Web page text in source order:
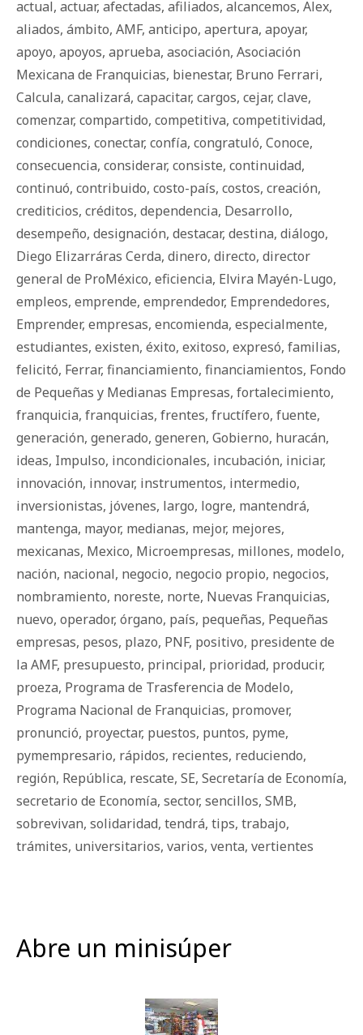
actual, actuar, afectadas, afiliados, alcancemos, Alex,
aliados, ámbito, AMF, anticipo, apertura, apoyar,
apoyo, apoyos, aprueba, asociación, Asociación
Mexicana de Franquicias, bienestar, Bruno Ferrari,
Calcula, canalizará, capacitar, cargos, cejar, clave,
comenzar, compartido, competitiva, competitividad,
condiciones, conectar, confía, congratuló, Conoce,
consecuencia, considerar, consiste, continuidad,
continuó, contribuido, costo-país, costos, creación,
crediticios, créditos, dependencia, Desarrollo,
desempeño, designación, destacar, destina, diálogo,
Diego Elizarráras Cerda, dinero, directo, director
general de ProMéxico, eficiencia, Elvira Mayén-Lugo,
empleos, emprende, emprendedor, Emprendedores,
Emprender, empresas, encomienda, especialmente,
estudiantes, existen, éxito, exitoso, expresó, familias,
felicitó, Ferrar, financiamiento, financiamientos, Fondo
de Pequeñas y Medianas Empresas, fortalecimiento,
franquicia, franquicias, frentes, fructífero, fuente,
generación, generado, generen, Gobierno, huracán,
ideas, Impulso, incondicionales, incubación, iniciar,
innovación, innovar, instrumentos, intermedio,
inversionistas, jóvenes, largo, logre, mantendrá,
mantenga, mayor, medianas, mejor, mejores,
mexicanas, Mexico, Microempresas, millones, modelo,
nación, nacional, negocio, negocio propio, negocios,
nombramiento, noreste, norte, Nuevas Franquicias,
nuevo, operador, órgano, país, pequeñas, Pequeñas
empresas, pesos, plazo, PNF, positivo, presidente de
la AMF, presupuesto, principal, prioridad, producir,
proeza, Programa de Trasferencia de Modelo,
Programa Nacional de Franquicias, promover,
pronunció, proyectar, puestos, puntos, pyme,
pymempresario, rápidos, recientes, reduciendo,
región, República, rescate, SE, Secretaría de Economía,
secretario de Economía, sector, sencillos, SMB,
sobrevivan, solidaridad, tendrá, tips, trabajo,
trámites, universitarios, varios, venta, vertientes
Abre un minisúper